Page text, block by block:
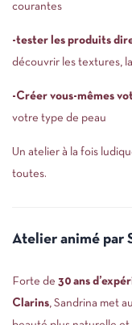
courantes
-tester les produits
découvrir les textures,
-Créer vous-mêmes
votre type de peau
Un atelier à la fois
toutes.
Atelier animé par
Forte de 30 ans
Clarins, Sandrina met